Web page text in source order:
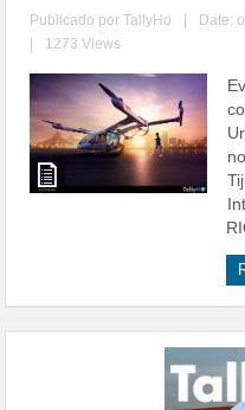
Publicado porTallyHo Date:
1273 Views